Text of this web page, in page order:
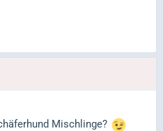
Mischlinge?